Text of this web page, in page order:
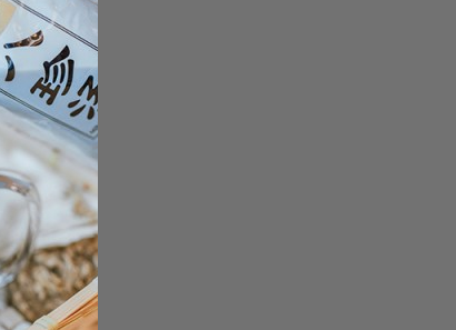
可
以
是